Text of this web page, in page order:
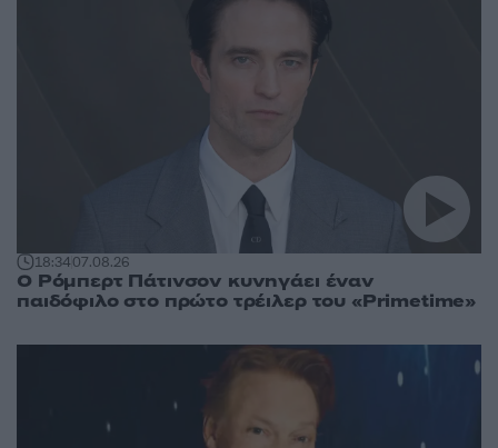
18:3407.08.26
Ο Ρόμπερτ Πάτινσον κυνηγάει έναν
παιδόφιλο στο πρώτο τρέιλερ του «Primetime»